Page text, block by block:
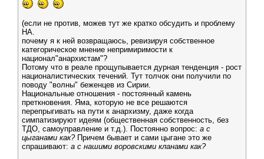
(если не против, можев тут же кратко обсудить и проблему
НА.
почему я к ней возвращаюсь, ревизируя собственное
категорическое мнение непримиримости к
национал"анархистам"?
Потому что в реале прощупывается дурная тенденция - рост
националистических течений. Тут толчок они получили по
поводу "волны" беженцев из Сирии.
Национальные отношения - постоянный камень
преткновения. Яма, которую не все решаются
перепрыгивать на пути к анархизму, даже когда
симпатизируют идеям (общественная собственность, без
ТДО, самоуправление и т.д.). Постоянно вопрос: а с
цыганами как?Причем бывает и сами цыгане это же
спрашивают: а с нашими воровскими кланами как?